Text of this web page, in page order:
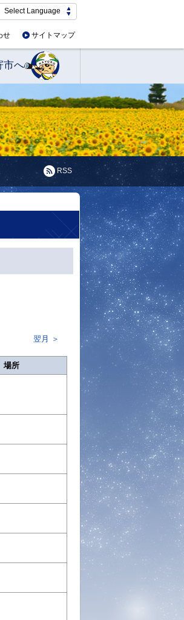
Select Language
せ サイトマップ
市へ
RSS
翌月
場所